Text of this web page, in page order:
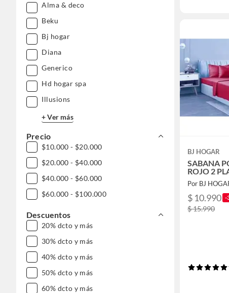
Alma & deco
Beku
Bj hogar
Diana
Generico
Hd hogar spa
Illusions
+ Ver más
Precio
$10.000 - $20.000
$20.000 - $40.000
$40.000 - $60.000
$60.000 - $100.000
Descuentos
20% dcto y más
30% dcto y más
40% dcto y más
50% dcto y más
60% dcto y más
BJ HOGAR
SABANA
ROJO 2
Por BJ
$ 10.990 -
$ 15.990